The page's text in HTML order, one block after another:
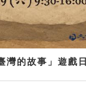
灣的故事」遊戲日